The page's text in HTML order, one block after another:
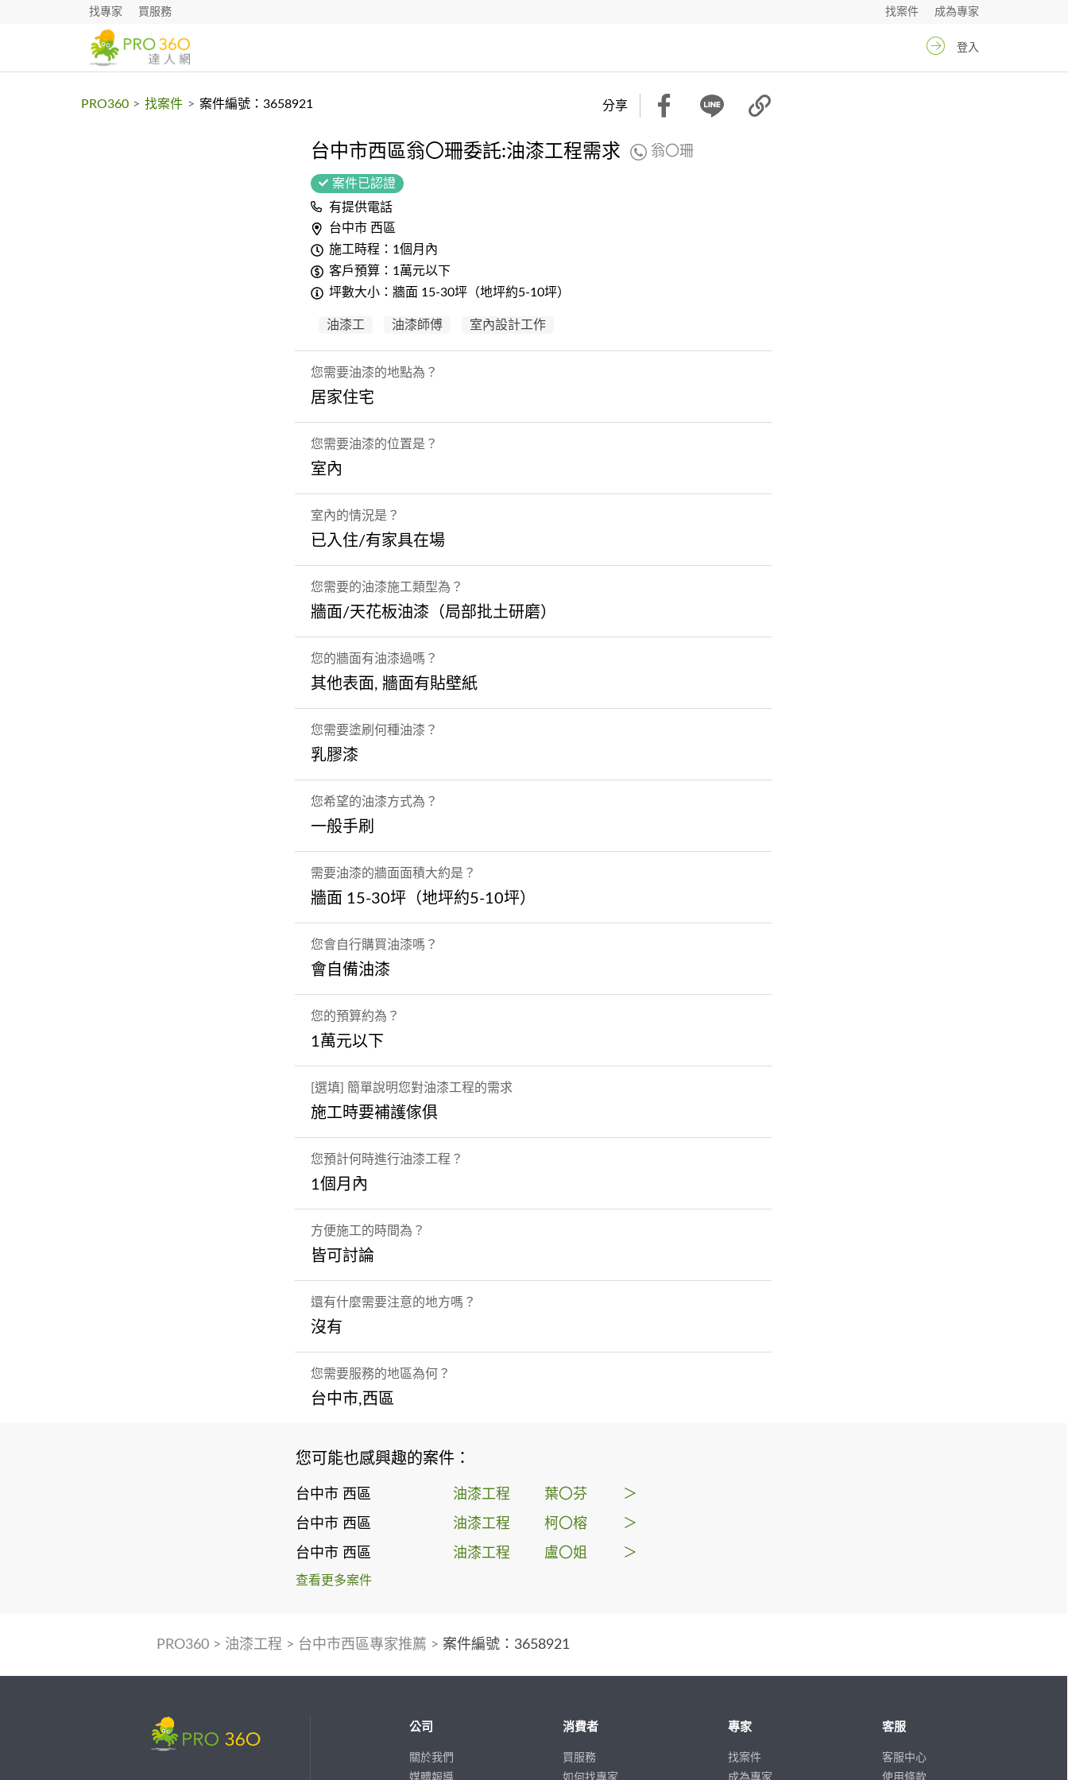
找專家 買服務 成為專家
找案件
登入
PRO360 > 找案件 > 案件編號：3658921 分享
台中市西區翁〇珊委託:油漆工程需求 翁〇珊
案件已認證
有提供電話
台中市 西區
施工時程：1個月內
客戶預算：1萬元以下
坪數大小：牆面 15-30坪（地坪約5-10坪）
油漆工 油漆師傅 室內設計工作
您需要油漆的地點為？
居家住宅
您需要油漆的位置是？
室內
室內的情況是？
已入住/有家具在場
您需要的油漆施工類型為？
牆面/天花板油漆（局部批土研磨）
您的牆面有油漆過嗎？
其他表面, 牆面有貼壁紙
您需要塗刷何種油漆？
乳膠漆
您希望的油漆方式為？
一般手刷
需要油漆的牆面面積大約是？
牆面 15-30坪（地坪約5-10坪）
您會自行購買油漆嗎？
會自備油漆
您的預算約為？
1萬元以下
[選填] 簡單說明您對油漆工程的需求
施工時要補護傢俱
您預計何時進行油漆工程？
1個月內
方便施工的時間為？
皆可討論
還有什麼需要注意的地方嗎？
沒有
您需要服務的地區為何？
台中市,西區
您可能也感興趣的案件：
台中市 西區 油漆工程 葉〇芬 ＞
台中市 西區 油漆工程 柯〇榕 ＞
台中市 西區 油漆工程 盧〇姐 ＞
查看更多案件
PRO360> 油漆工程 > 台中市西區專家推薦 > 案件編號：3658921
公司
關於我們
媒體報導
消費者
買服務
如何找專家
專家
找案件
成為專家
客服
客服中心
使用條款